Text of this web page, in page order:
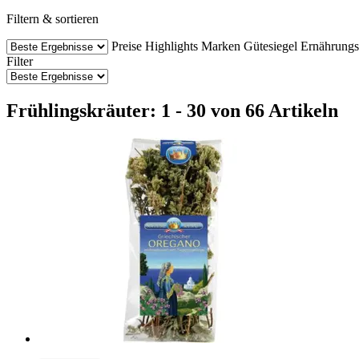
Filtern & sortieren
Preise Highlights Marken Gütesiegel
Filter
Frühlingskräuter: 1 - 30 von 66 Artikeln